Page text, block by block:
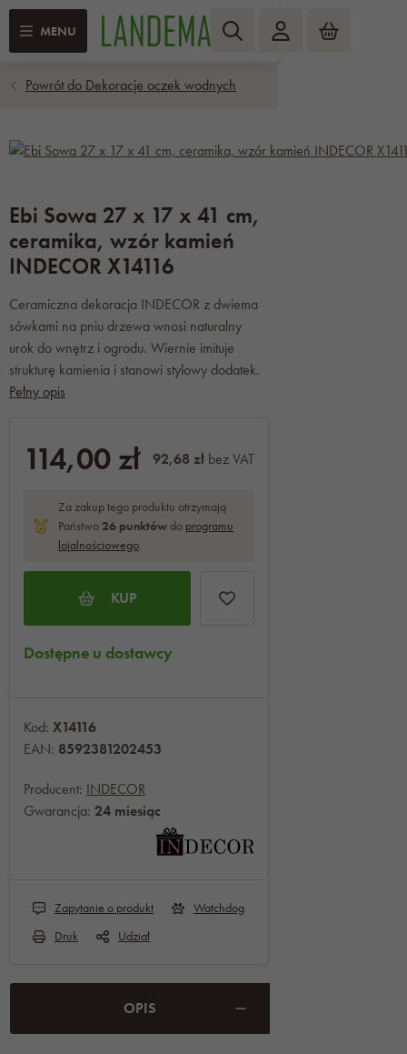
MENU
Ebi Sowa 27 x 17 x 41 cm,
ceramika, wzór kamień
INDECOR X14116
Ceramiczna dekoracja INDECOR z dwiema
sówkami na pniu drzewa wnosi naturalny
urok do wnętrz i ogrodu. Wiernie imituje
strukturę kamienia i stanowi stylowy dodatek.
Pełny opis
114,00 zł 92,68 zł bez VAT
Za zakup tego produktu otrzymają
Państwo26 punktów do programu
lojalnościowego.
KUP
Dostępne u dostawcy
Kod: X14116
EAN: 8592381202453
Producent: INDECOR
Gwarancja: 24 miesiąc
Zapytanie o produkt
Watchdog
Druk
Udział
OPIS